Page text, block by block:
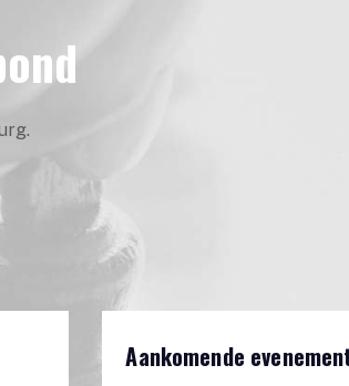
Aankomende